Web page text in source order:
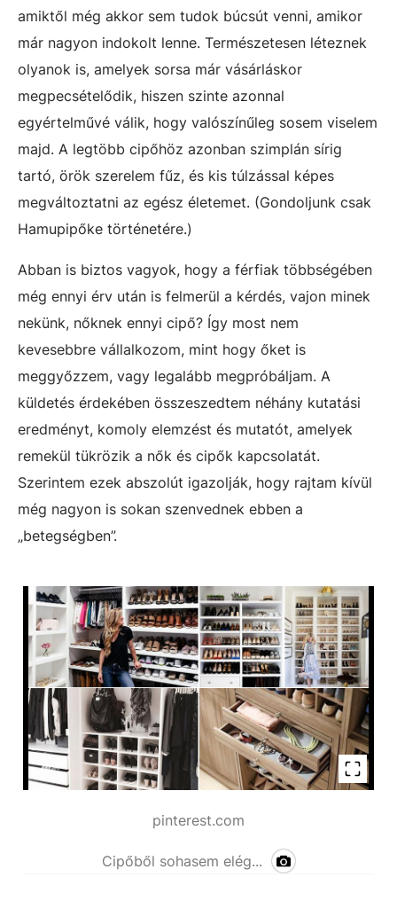
amiktől még akkor sem tudok búcsút venni, amikor
már nagyon indokolt lenne. Természetesen léteznek
olyanok is, amelyek sorsa már vásárláskor
megpecsételődik, hiszen szinte azonnal
egyértelművé válik, hogy valószínűleg sosem viselem
majd. A legtöbb cipőhöz azonban szimplán sírig
tartó, örök szerelem fűz, és kis túlzással képes
megváltoztatni az egész életemet. (Gondoljunk csak
Hamupipőke történetére.)
Abban is biztos vagyok, hogy a férfiak többségében
még ennyi érv után is felmerül a kérdés, vajon minek
nekünk, nőknek ennyi cipő? Így most nem
kevesebbre vállalkozom, mint hogy őket is
meggyőzzem, vagy legalább megpróbáljam. A
küldetés érdekében összeszedtem néhány kutatási
eredményt, komoly elemzést és mutatót, amelyek
remekül tükrözik a nők és cipők kapcsolatát.
Szerintem ezek abszolút igazolják, hogy rajtam kívül
még nagyon is sokan szenvednek ebben a
„betegségben”.
pinterest.com
Cipőből sohasem elég...